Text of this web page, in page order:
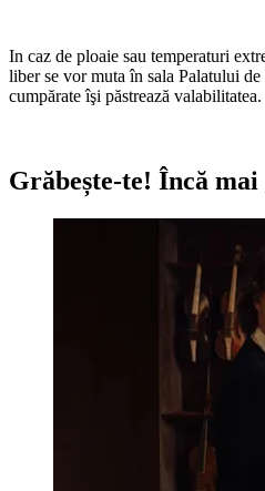
In caz de ploaie sau temperaturi
liber se vor muta în sala Palatului
cumpărate îşi păstrează valabilitatea.
Grăbește-te! Încă mai